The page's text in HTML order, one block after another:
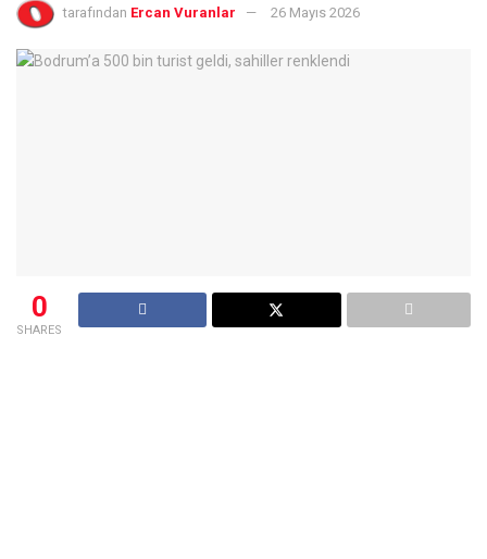
tarafından Ercan Vuranlar 26 Mayıs 2026
0
SHARES